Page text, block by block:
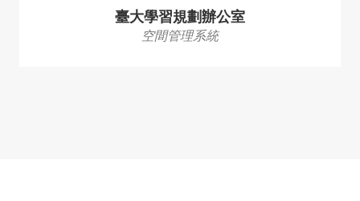
臺大學習規劃辦公室
空間管理系統